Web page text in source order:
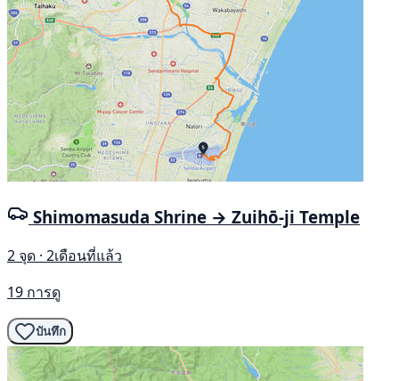
Shimomasuda Shrine → Zuihō-ji Temple
2 จุด · 2เดือนที่แล้ว
19 การดู
บันทึก